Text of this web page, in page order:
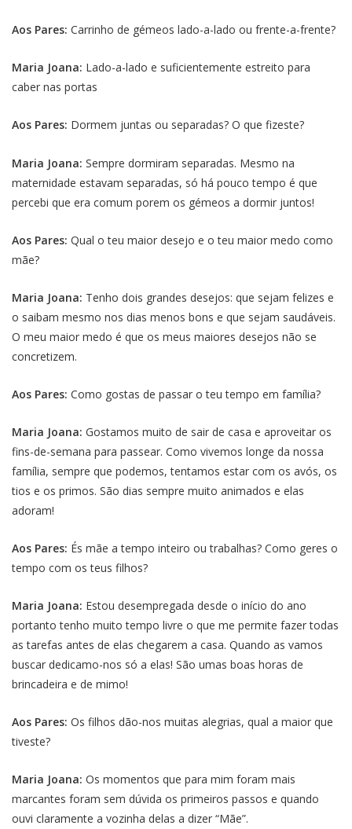
Aos Pares: Carrinho de gémeos lado-a-lado ou frente-a-frente?
Maria Joana: Lado-a-lado e suficientemente estreito para
caber nas portas
Aos Pares: Dormem juntas ou separadas? O que fizeste?
Maria Joana: Sempre dormiram separadas. Mesmo na
maternidade estavam separadas, só há pouco tempo é que
percebi que era comum porem os gémeos a dormir juntos!
Aos Pares: Qual o teu maior desejo e o teu maior medo como
mãe?
Maria Joana: Tenho dois grandes desejos: que sejam felizes e
o saibam mesmo nos dias menos bons e que sejam saudáveis.
O meu maior medo é que os meus maiores desejos não se
concretizem.
Aos Pares: Como gostas de passar o teu tempo em família?
Maria Joana: Gostamos muito de sair de casa e aproveitar os
fins-de-semana para passear. Como vivemos longe da nossa
família, sempre que podemos, tentamos estar com os avós, os
tios e os primos. São dias sempre muito animados e elas
adoram!
Aos Pares: És mãe a tempo inteiro ou trabalhas? Como geres o
tempo com os teus filhos?
Maria Joana: Estou desempregada desde o início do ano
portanto tenho muito tempo livre o que me permite fazer todas
as tarefas antes de elas chegarem a casa. Quando as vamos
buscar dedicamo-nos só a elas! São umas boas horas de
brincadeira e de mimo!
Aos Pares: Os filhos dão-nos muitas alegrias, qual a maior que
tiveste?
Maria Joana: Os momentos que para mim foram mais
marcantes foram sem dúvida os primeiros passos e quando
ouvi claramente a vozinha delas a dizer “Mãe”.